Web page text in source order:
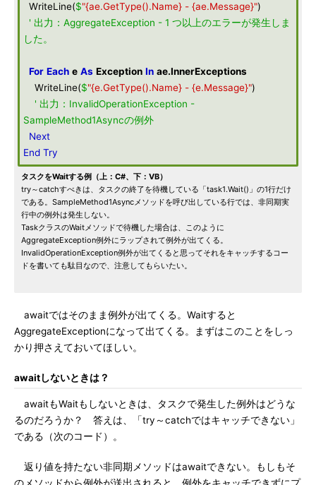
WriteLine($"{ae.GetType().Name} - {ae.Message}")
' 出力：AggregateException - 1 つ以上のエラーが発生しま
した。
For Each e As Exception In ae.InnerExceptions
WriteLine($"{e.GetType().Name} - {e.Message}")
' 出力：InvalidOperationException -
SampleMethod1Asyncの例外
Next
End Try
タスクをWaitする例（上：C#、下：VB）
try～catchすべきは、タスクの終了を待機している「task1.Wait()」の1行だけ
である。SampleMethod1Asyncメソッドを呼び出している行では、非同期実
行中の例外は発生しない。
TaskクラスのWaitメソッドで待機した場合は、このように
AggregateException例外にラップされて例外が出てくる。
InvalidOperationException例外が出てくると思ってそれをキャッチするコー
ドを書いても駄目なので、注意してもらいたい。
awaitではそのまま例外が出てくる。Waitすると
AggregateExceptionになって出てくる。まずはこのことをしっ
かり押さえておいてほしい。
awaitしないときは？
awaitもWaitもしないときは、タスクで発生した例外はどうな
るのだろうか？ 答えは、「try～catchではキャッチできない」
である（次のコード）。
返り値を持たない非同期メソッドはawaitできない。もしもそ